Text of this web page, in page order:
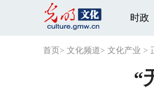
时政
首页 > 文化频道> 文化产业 >
“